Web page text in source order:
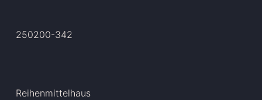
250200-342
Reihenmittelhaus